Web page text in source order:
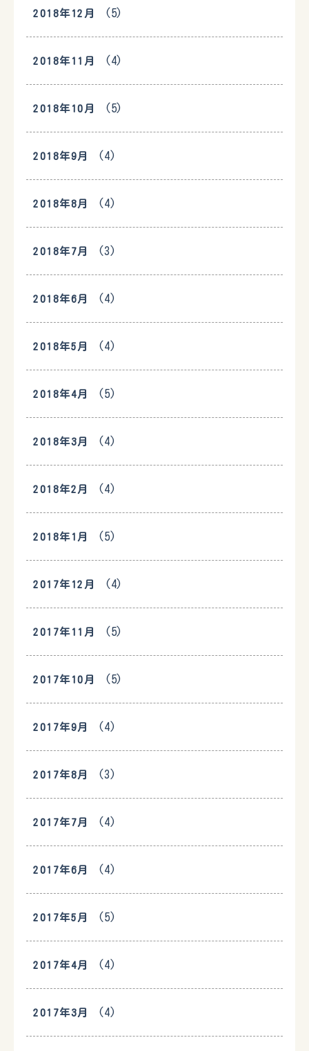
2018年12月 (5)
2018年11月 (4)
2018年10月 (5)
2018年9月 (4)
2018年8月 (4)
2018年7月 (3)
2018年6月 (4)
2018年5月 (4)
2018年4月 (5)
2018年3月 (4)
2018年2月 (4)
2018年1月 (5)
2017年12月 (4)
2017年11月 (5)
2017年10月 (5)
2017年9月 (4)
2017年8月 (3)
2017年7月 (4)
2017年6月 (4)
2017年5月 (5)
2017年4月 (4)
2017年3月 (4)